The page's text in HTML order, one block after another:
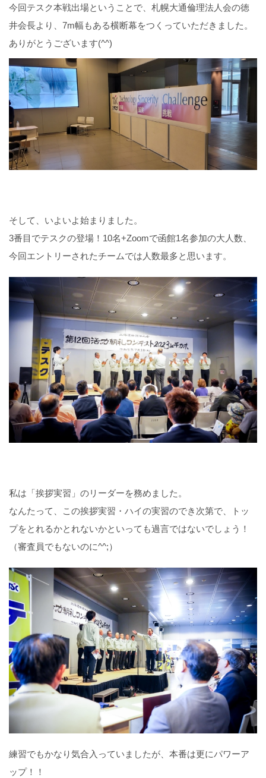
今回テスク本戦出場ということで、札幌大通倫理法人会の徳
井会長より、7m幅もある横断幕をつくっていただきました。
ありがとうございます(^^)
そして、いよいよ始まりました。
3番目でテスクの登場！10名+Zoomで函館1名参加の大人数、
今回エントリーされたチームでは人数最多と思います。
私は「挨拶実習」のリーダーを務めました。
なんたって、この挨拶実習・ハイの実習のでき次第で、トッ
プをとれるかとれないかといっても過言ではないでしょう！
（審査員でもないのに^^;）
練習でもかなり気合入っていましたが、本番は更にパワーア
ップ！！